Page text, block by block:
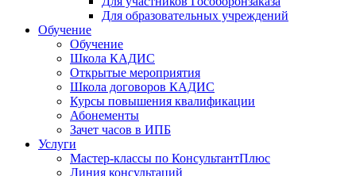
Для образовательных учреждений
Обучение
Обучение
Школа КАДИС
Открытые мероприятия
Школа договоров КАДИС
Курсы повышения квалификации
Абонементы
Зачет часов в ИПБ
Услуги
Мастер-классы по КонсультантПлюс
Линия консультаций